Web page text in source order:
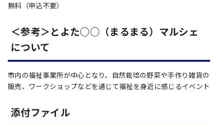
無料（申込不要）
＜参考＞とよた○○（まるまる）マルシェ
について
市内の福祉事業所が中心となり、自然栽培の野菜や手作り雑貨の
販売、ワークショップなどを通じて福祉を身近に感じるイベント
添付ファイル